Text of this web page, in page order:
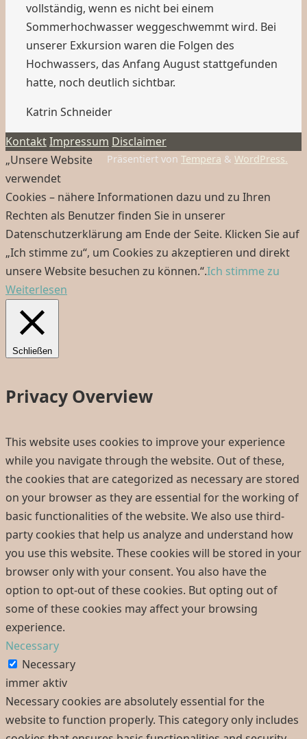
vollständig, wenn es nicht bei einem
Sommerhochwasser weggeschwemmt wird. Bei
unserer Exkursion waren die Folgen des
Hochwassers, das Anfang August stattgefunden
hatte, noch deutlich sichtbar.
Katrin Schneider
KontaktImpressum Disclaimer
Präsentiert von Tempera & WordPress.
„Unsere Website
verwendet
Cookies – nähere Informationen dazu und zu Ihren
Rechten als Benutzer finden Sie in unserer
Datenschutzerklärung am Ende der Seite. Klicken Sie auf
„Ich stimme zu“, um Cookies zu akzeptieren und direkt
unsere Website besuchen zu können.“.Ich stimme zu
Weiterlesen
Schließen
Privacy Overview
This website uses cookies to improve your experience
while you navigate through the website. Out of these,
the cookies that are categorized as necessary are stored
on your browser as they are essential for the working of
basic functionalities of the website. We also use third-
party cookies that help us analyze and understand how
you use this website. These cookies will be stored in your
browser only with your consent. You also have the
option to opt-out of these cookies. But opting out of
some of these cookies may affect your browsing
experience.
Necessary
Necessary
immer aktiv
Necessary cookies are absolutely essential for the
website to function properly. This category only includes